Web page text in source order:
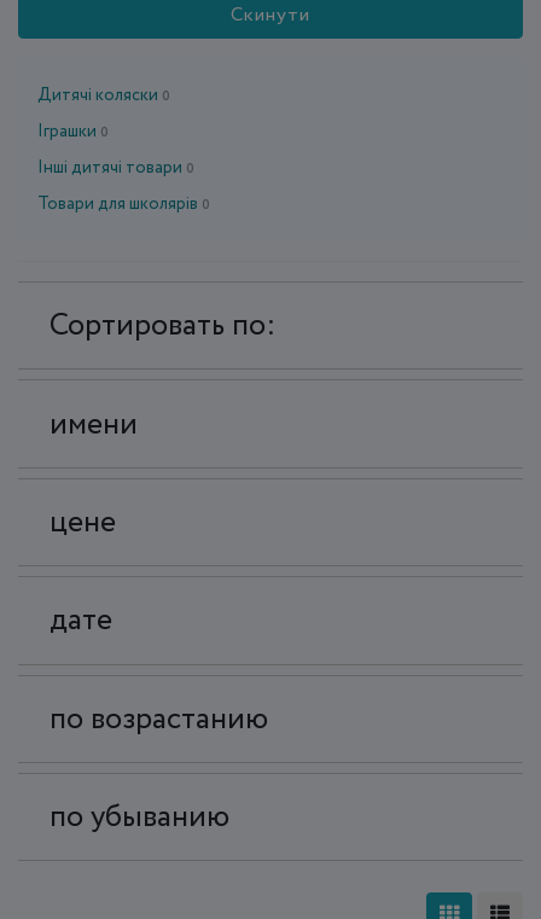
Скинути
Дитячі коляски 0
Іграшки 0
Інші дитячі товари 0
Товари для школярів 0
Сортировать по:
имени
цене
дате
по возрастанию
по убыванию